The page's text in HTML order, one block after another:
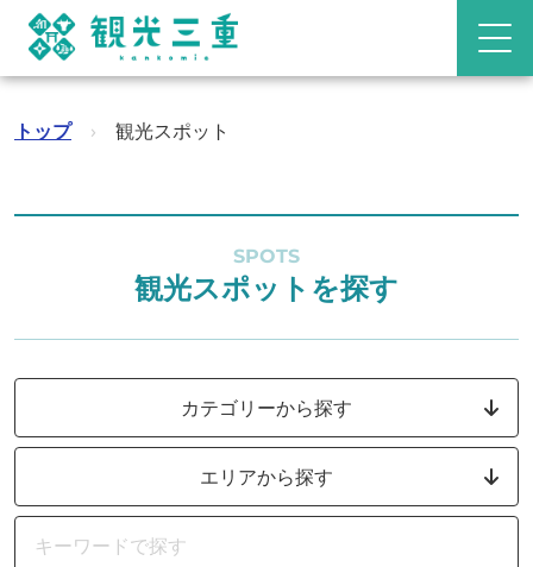
トップ › 観光スポット
SPOTS
観光スポットを探す
カテゴリーから探す
エリアから探す